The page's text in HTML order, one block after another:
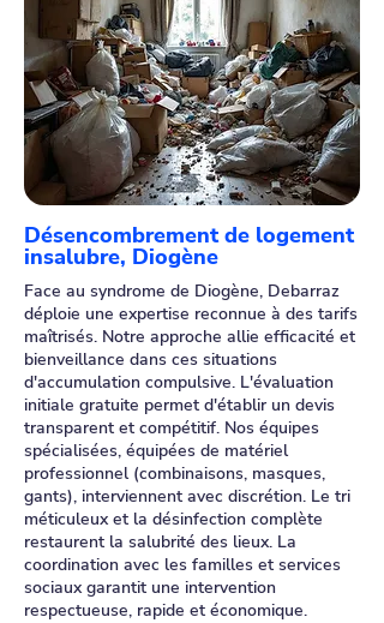
Désencombrement de logement
insalubre, Diogène
Face au syndrome de Diogène, Debarraz
déploie une expertise reconnue à des tarifs
maîtrisés. Notre approche allie efficacité et
bienveillance dans ces situations
d'accumulation compulsive. L'évaluation
initiale gratuite permet d'établir un devis
transparent et compétitif. Nos équipes
spécialisées, équipées de matériel
professionnel (combinaisons, masques,
gants), interviennent avec discrétion. Le tri
méticuleux et la désinfection complète
restaurent la salubrité des lieux. La
coordination avec les familles et services
sociaux garantit une intervention
respectueuse, rapide et économique.